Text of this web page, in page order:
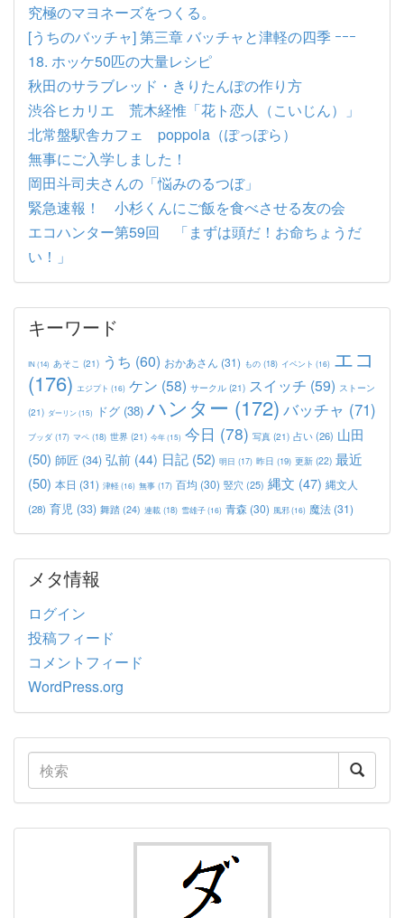
究極のマヨネーズをつくる。
[うちのバッチャ] 第三章 バッチャと津軽の四季 ｰｰｰ
18. ホッケ50匹の大量レシピ
秋田のサラブレッド・きりたんぽの作り方
渋谷ヒカリエ 荒木経惟「花ト恋人（こいじん）」
北常盤駅舎カフェ poppola（ぽっぽら）
無事にご入学しました！
岡田斗司夫さんの「悩みのるつぼ」
緊急速報！ 小杉くんにご飯を食べさせる友の会
エコハンター第59回 「まずは頭だ！お命ちょうだ
い！」
キーワード
IN(14) あそこ (21) うち (60) おかあさん (31) もの (18) イベント (16) エコ
(176) エジプト (16) ケン (58) サークル (21) スイッチ (59) ストーン
(21) ダーリン(15) ドグ (38) ハンター (172) バッチャ (71)
ブッダ (17) マペ (18) 世界 (21) 今年(15) 今日 (78) 写真 (21) 占い(26) 山田
(50) 師匠 (34) 弘前 (44) 日記 (52) 明日 (17) 昨日 (19) 更新 (22) 最近
(50) 本日 (31) 津軽(16) 無事 (17) 百均 (30) 竪穴 (25) 縄文 (47) 縄文人
(28) 育児 (33) 舞踏 (24) 連載 (18) 雪雄子(16) 青森 (30) 風邪(16) 魔法 (31)
メタ情報
ログイン
投稿フィード
コメントフィード
WordPress.org